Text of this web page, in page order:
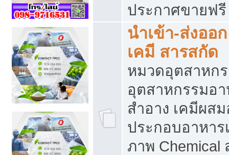
ประกาศขายฟรี
นำเข้า-ส่งออ
เคมี สารสกัด
หมวดอุตสาหก
อุตสาหกรรมอา
สำอาง เคมีผส
ประกอบอาหาร
ภาพ Chemical